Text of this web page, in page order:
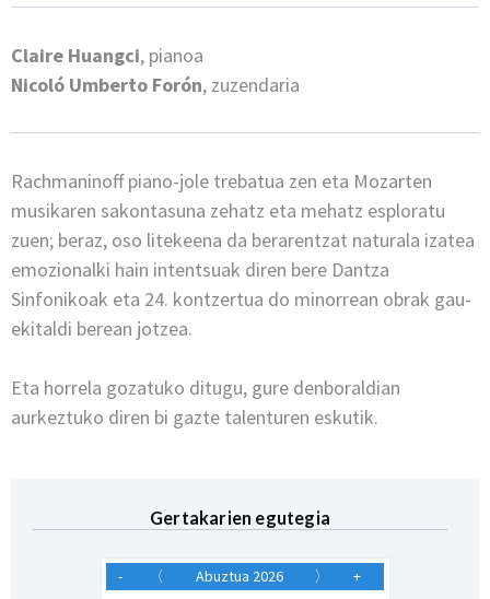
Claire Huangci, pianoa
Nicoló Umberto Forón, zuzendaria
Rachmaninoff piano-jole trebatua zen eta Mozarten
musikaren sakontasuna zehatz eta mehatz esploratu
zuen; beraz, oso litekeena da berarentzat naturala izatea
emozionalki hain intentsuak diren bere Dantza
Sinfonikoak eta 24. kontzertua do minorrean obrak gau-
ekitaldi berean jotzea.
Eta horrela gozatuko ditugu, gure denboraldian
aurkeztuko diren bi gazte talenturen eskutik.
Gertakarien egutegia
- 〈 Abuztua 2026 〉
+